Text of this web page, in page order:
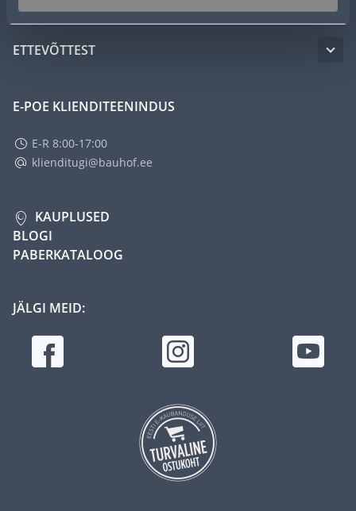
ETTEVÕTTEST
E-POE KLIENDITEENINDUS
E-R 8:00-17:00
klienditugi@bauhof.ee
KAUPLUSED
BLOGI
PABERKATALOOG
JÄLGI MEID: